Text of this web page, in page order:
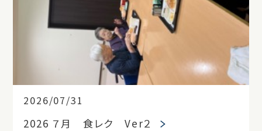
2026/07/31
2026 ７月 食レク Ver２